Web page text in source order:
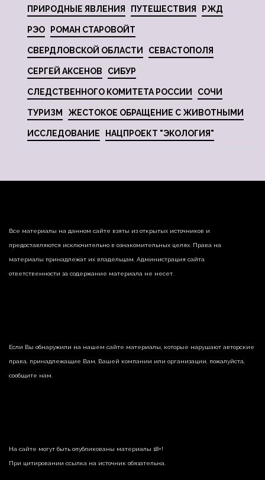
ПРИРОДНЫЕ ЯВЛЕНИЯ ПУТЕШЕСТВИЯ РЖД
РЭО РОМАН СТАРОВОЙТ
СВЕРДЛОВСКОЙ ОБЛАСТИ СЕВАСТОПОЛЯ
СЕРГЕЙ АКСЕНОВ СИБУР
СЛЕДСТВЕННОГО КОМИТЕТА РОССИИ СОЧИ
ТУРИЗМ ЖЕСТОКОЕ ОБРАЩЕНИЕ С ЖИВОТНЫМИ
ИССЛЕДОВАНИЕ НАЦПРОЕКТ "ЭКОЛОГИЯ"
Все материалы на данном сайте взяты из открытых источников и
предоставляются исключительно в ознакомительных целях. Права на
материалы принадлежат их владельцам. Администрация сайта
ответственности за содержание материала не несет.
Если Вы обнаружили на нашем сайте материалы, которые нарушают авторские
права, принадлежащие Вам, Вашей компании или организации, пожалуйста,
сообщите нам.
На сайте могут быть опубликованы материалы 18+!
При цитировании ссылка на источник обязательна.